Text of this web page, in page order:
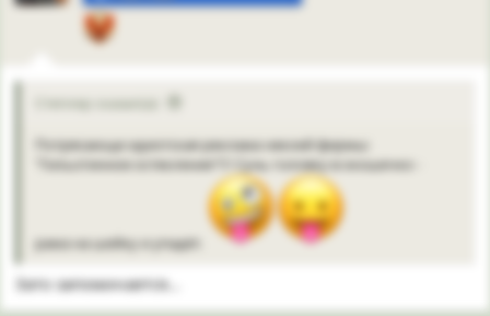
Степлер сказал(а):
Потрясающе идиотская реклама некоей фирмы:
"Гильотинное остекление"!!! Сунь головку в окошечко -
рама на шейку и упадёт.
Зато запоминается...